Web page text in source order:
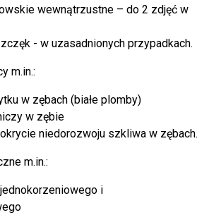
wewnątrzustne – do 2 zdjęć w
- w uzasadnionych przypadkach.
m.in.:
w zębach (białe plomby)
w zębie
niedorozwoju szkliwa w zębach.
m.in.:
i